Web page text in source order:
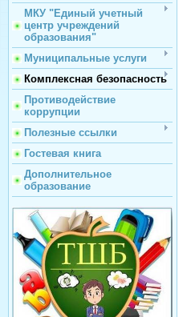
МКУ "Единый учетный
центр учреждений
образования"
Муниципальные услуги
Комплексная безопасность
Противодействие
коррупции
Полезные ссылки
Гостевая книга
Дополнительное
образование